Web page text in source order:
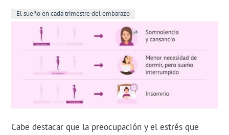
El sueño en cada trimestre del embarazo
Cabe destacar que la preocupación y el estrés que